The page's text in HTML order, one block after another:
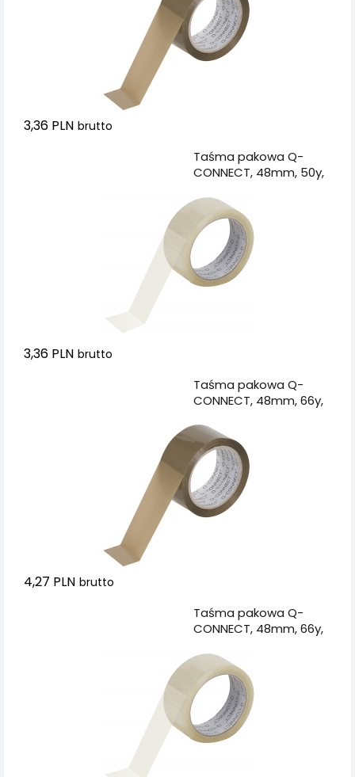
3,36 PLN brutto
Taśma pakowa Q-
CONNECT, 48mm, 50y,
3,36 PLN brutto
Taśma pakowa Q-
CONNECT, 48mm, 66y,
4,27 PLN brutto
Taśma pakowa Q-
CONNECT, 48mm, 66y,